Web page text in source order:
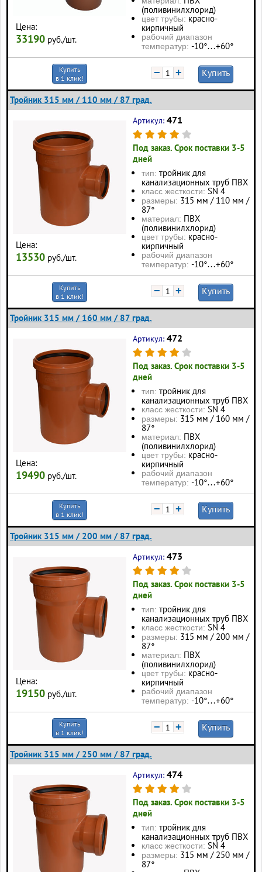
Цена:
33190 руб./шт.
(поливинилхлорид)
цвет трубы: красно-
кирпичный
рабочий диапазон
температур: -10°…+60°
Купить
в 1 клик!
− + Купить
Тройник 315 мм / 110 мм / 87 град.
Цена:
13530 руб./шт.
Артикул: 471
Под заказ. Срок поставки 3-5
дней
тип: тройник для
канализационных труб ПВХ
класс жесткости: SN 4
размеры: 315 мм / 110 мм /
87°
материал: ПВХ
(поливинилхлорид)
цвет трубы: красно-
кирпичный
рабочий диапазон
температур: -10°…+60°
Купить
в 1 клик!
− + Купить
Тройник 315 мм / 160 мм / 87 град.
Цена:
19490 руб./шт.
Артикул: 472
Под заказ. Срок поставки 3-5
дней
тип: тройник для
канализационных труб ПВХ
класс жесткости: SN 4
размеры: 315 мм / 160 мм /
87°
материал: ПВХ
(поливинилхлорид)
цвет трубы: красно-
кирпичный
рабочий диапазон
температур: -10°…+60°
Купить
в 1 клик!
− + Купить
Тройник 315 мм / 200 мм / 87 град.
Цена:
19150 руб./шт.
Артикул: 473
Под заказ. Срок поставки 3-5
дней
тип: тройник для
канализационных труб ПВХ
класс жесткости: SN 4
размеры: 315 мм / 200 мм /
87°
материал: ПВХ
(поливинилхлорид)
цвет трубы: красно-
кирпичный
рабочий диапазон
температур: -10°…+60°
Купить
в 1 клик!
− + Купить
Тройник 315 мм / 250 мм / 87 град.
Артикул: 474
Под заказ. Срок поставки 3-5
дней
тип: тройник для
канализационных труб ПВХ
класс жесткости: SN 4
размеры: 315 мм / 250 мм /
87°